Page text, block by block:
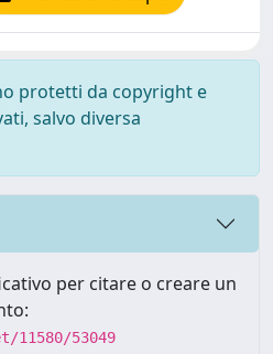
protetti da copyright e
salvo diversa
per citare o creare un
53049